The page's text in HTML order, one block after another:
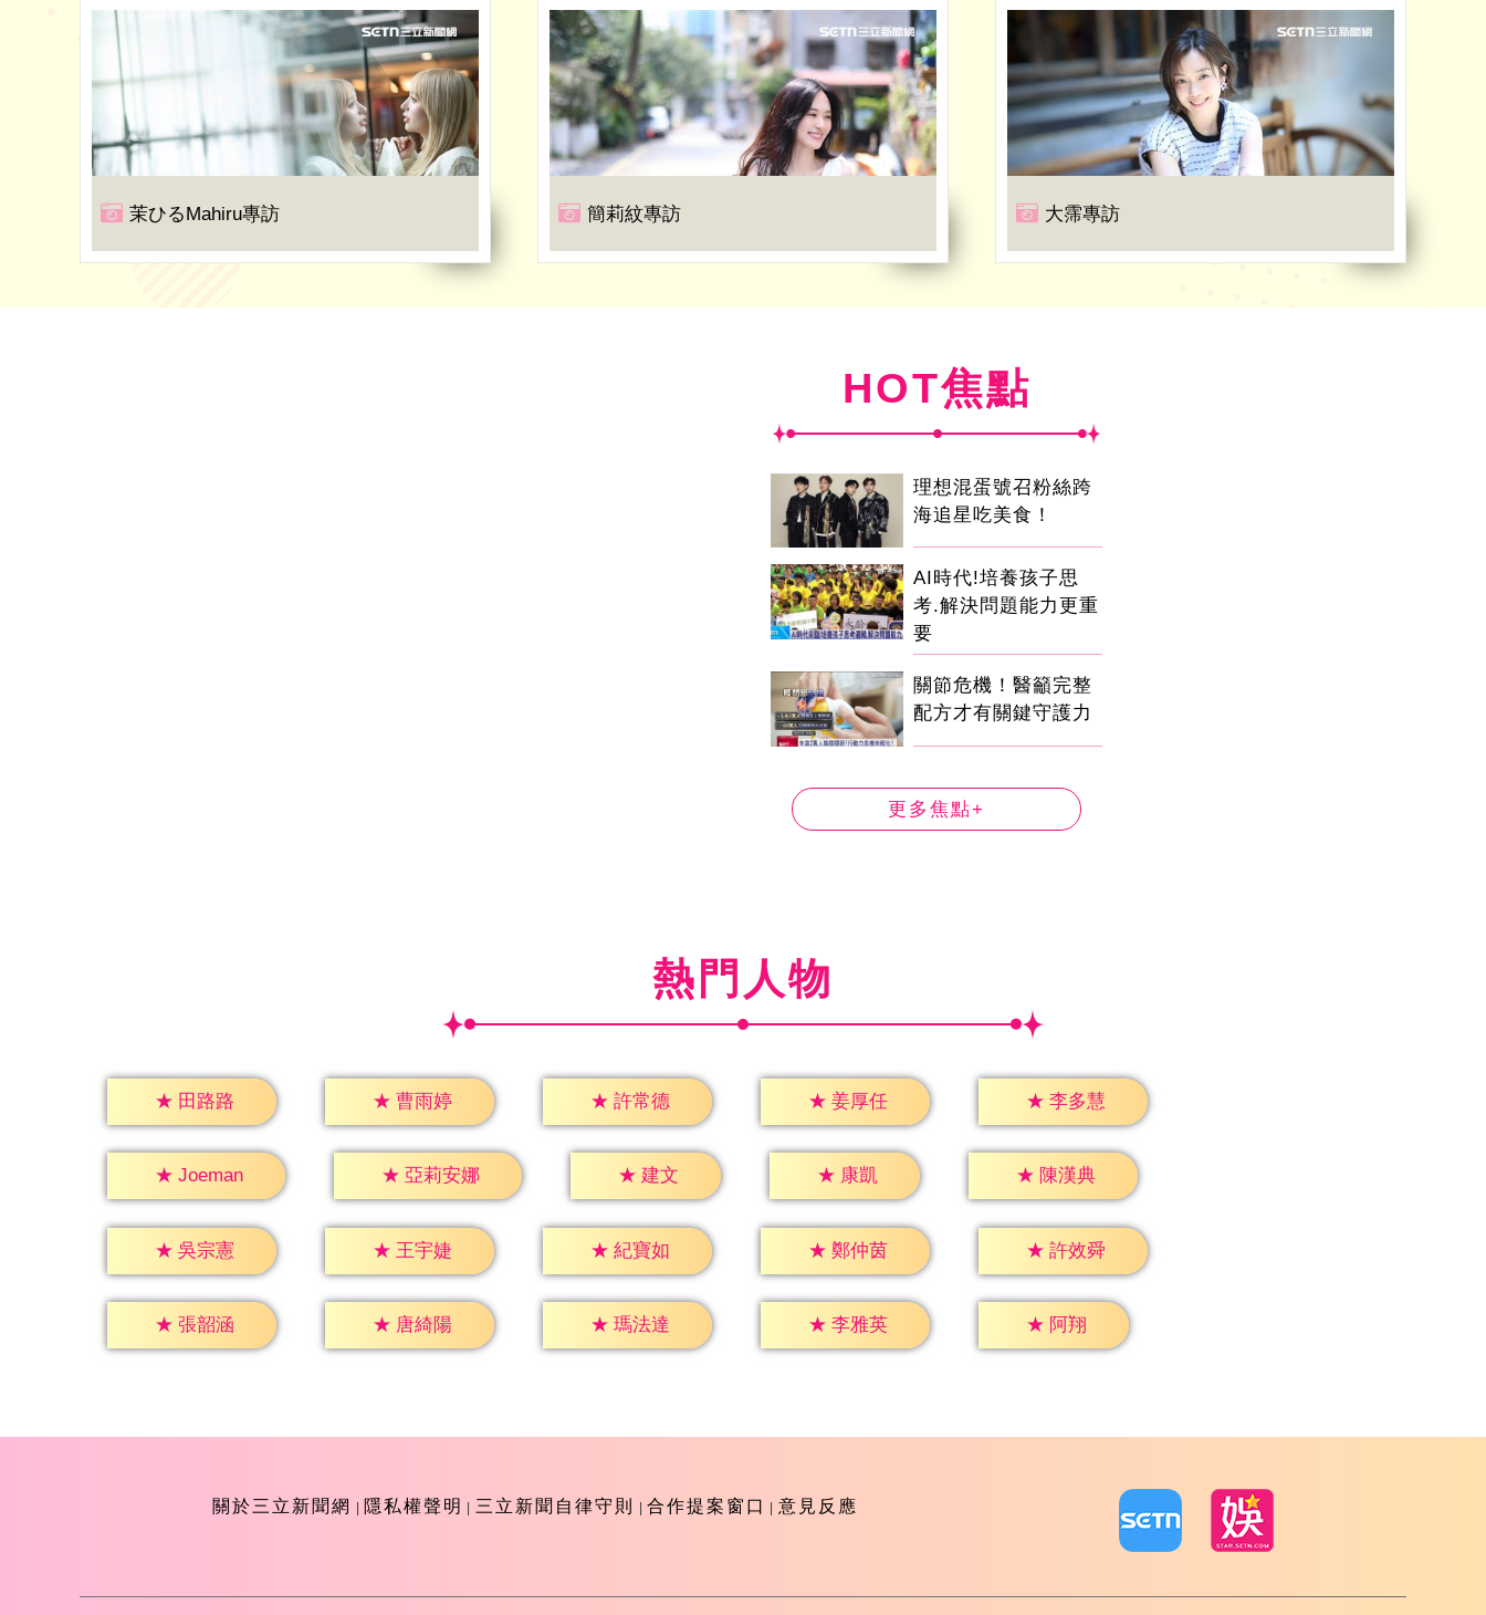
茉ひるMahiru專訪 簡莉紋專訪 大霈專訪
HOT焦點
理想混蛋號召粉絲跨
海追星吃美食！
AI時代!培養孩子思
考.解決問題能力更重
要
關節危機！醫籲完整
配方才有關鍵守護力
更多焦點+
熱門人物
★ 田路路 ★ 曹雨婷 ★ 許常德 ★ 姜厚任 ★ 李多慧
★ Joeman ★ 亞莉安娜 ★ 建文 ★ 康凱 ★ 陳漢典
★ 吳宗憲 ★ 王宇婕 ★ 紀寶如 ★ 鄭仲茵 ★ 許效舜
★ 張韶涵 ★ 唐綺陽 ★ 瑪法達 ★ 李雅英 ★ 阿翔
關於三立新聞網 隱私權聲明 三立新聞自律守則 合作提案窗口 意見反應